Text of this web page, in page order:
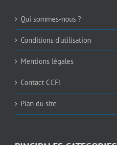
Qui sommes-nous ?
Conditions d’utilisation
Mentions légales
Contact CCFI
Plan du site